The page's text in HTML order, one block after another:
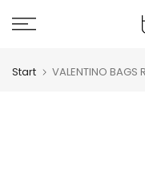
Zum
springen
Start VALENTINO